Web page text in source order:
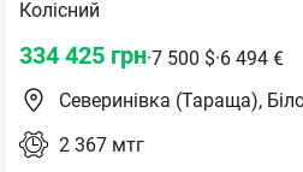
Колісний
334 425 грн·7 500 $·6 494 €
Северинівка (Тараща),
2 367 мтг